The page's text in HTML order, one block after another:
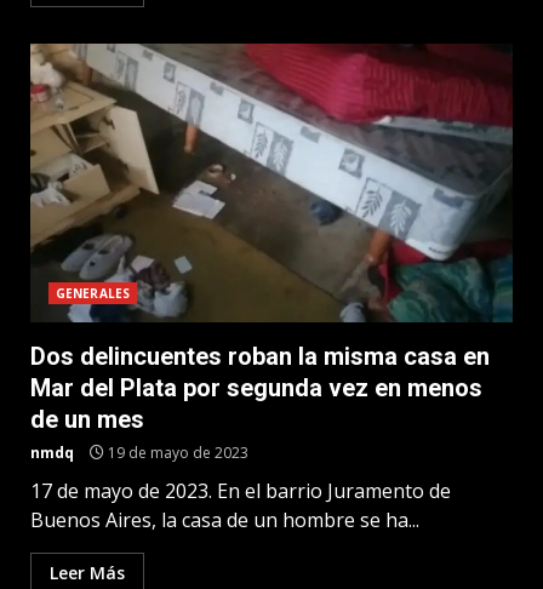
GENERALES
Dos delincuentes roban la misma casa en
Mar del Plata por segunda vez en menos
de un mes
nmdq 19 de mayo de 2023
17 de mayo de 2023. En el barrio Juramento de
Buenos Aires, la casa de un hombre se ha...
Leer Más